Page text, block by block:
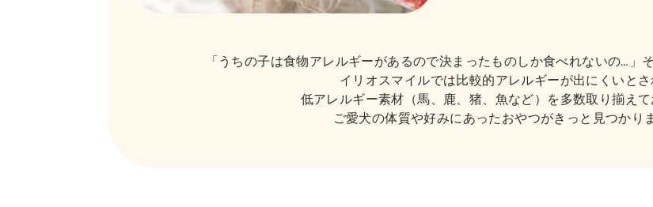
「うちの子は食物アレルギーがあるので決まったものしか食べれないの…」
イリオスマイルでは比較的アレルギーが出にくいとさ
低アレルギー素材（馬、鹿、猪、魚など）を多数取り揃えて
ご愛犬の体質や好みにあったおやつがきっと見つかり